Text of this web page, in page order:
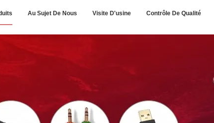
Au Sujet De Nous Visite D'usine Contrôle De Qualité